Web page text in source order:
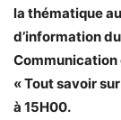
la thématique
d’information
Communication
« Tout savoir
à 15H00.